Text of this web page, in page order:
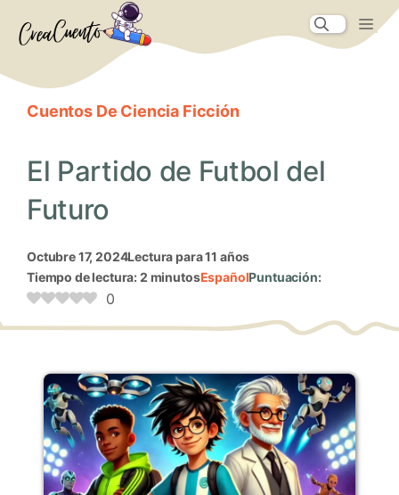
Cuentos De Ciencia Ficción
El Partido de Futbol del
Futuro
octubre 17, 2024Lectura para 11 años
Tiempo de lectura: 2 minutosEspañolPuntuación:
0